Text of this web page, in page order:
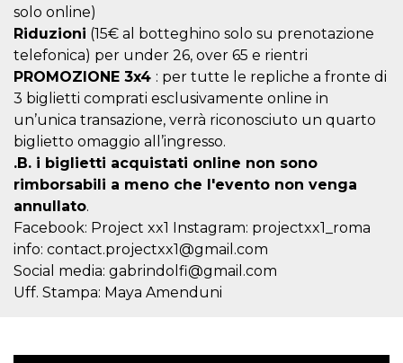
solo online)
Riduzioni (15€ al botteghino solo su prenotazione
telefonica) per under 26, over 65 e rientri
PROMOZIONE 3x4 : per tutte le repliche a fronte di
3 biglietti comprati esclusivamente online in
un’unica transazione, verrà riconosciuto un quarto
biglietto omaggio all’ingresso.
.B. i biglietti acquistati online non sono
rimborsabili a meno che l'evento non venga
annullato.
Facebook: Project xx1 Instagram: projectxx1_roma
info: contact.projectxx1@gmail.com
Social media: gabrindolfi@gmail.com
Uff. Stampa: Maya Amenduni